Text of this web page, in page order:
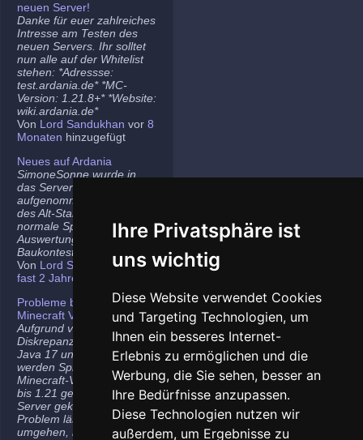
Ihre Privatsphäre ist
uns wichtig
Diese Website verwendet Cookies
und Targeting Technologien, um
Ihnen ein besseres Internet-
Erlebnis zu ermöglichen und die
Werbung, die Sie sehen, besser an
Ihre Bedürfnisse anzupassen.
Diese Technologien nutzen wir
außerdem, um Ergebnisse zu
neuen Server!
Danke für euer zahlreiches
Intresse am Testen des
neuen Servers. Ihr solltet
nun alle auf der Whitelist
stehen: *Adressse:
test.ardania.de* *MC-
Version: 1.21.8+* *Website:
wiki.ardania.de*
Von Lord Sandukhan vor 8
Monaten hinzugefügt
Neues auf Ardania
SimoneSonne wurde in
das Server-Team
aufgenommen, Freigabe
des Alt-Stammi Ranges für
normale Spieler,
Auswertung des letzten
Baukontest.
Von Lord Sandukhanvor
fast 2 Jahren
Probleme bei neueren
Minecraft Versionen
Aufgrund von
Diskrepanzen zwischen
Java 17 und Java 21
werden Spieler auf den
Minecraft-Versionen 1.20.5
bis 1.21 gelegentlich vom
Server gekickt. Das
Problem lässt sich
umgehen, indem ihr die